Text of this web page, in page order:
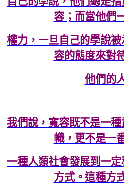
容；而當他們
權力，一旦自己的學說
容的態度來對
他們的
我們說，寬容既不是一
幟，更不是一
一種人類社會發展到一
方式。這種方